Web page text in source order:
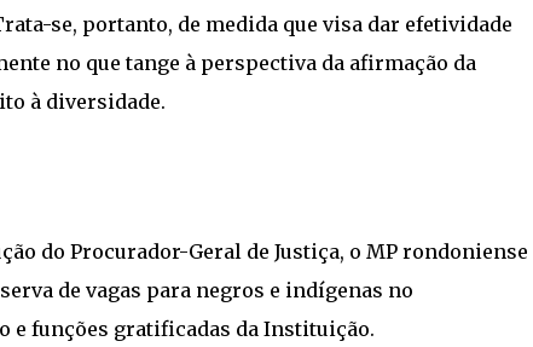
se, portanto, de medida que visa dar efetividade
no que tange à perspectiva da afirmação da
à diversidade.
do Procurador-Geral de Justiça, o MP rondoniense
de vagas para negros e indígenas no
e funções gratificadas da Instituição.